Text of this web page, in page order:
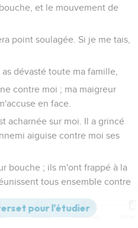
et le mouvement de
point soulagée. Si je me tais,
dévasté toute ma famille,
contre moi ; ma maigreur
en face.
acharnée sur moi. Il a grincé
aiguise contre moi ses
bouche ; ils m'ont frappé à la
tous ensemble contre
jeté aux mains des
Commentaires Strong